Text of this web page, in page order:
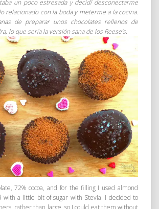
un poco estresada y decidí desconectarme
relacionado con la boda y meterme a la cocina.
de preparar unos chocolates rellenos de
lo que sería la versión sana de los Reese’s.
72% cocoa, and for the filling I used almond
with a little bit of sugar with Stevia. I decided to
rather than large, so I could eat them without